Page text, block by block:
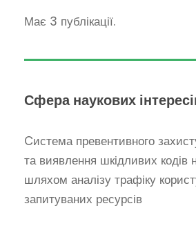
Має 3 публікації.
Сфера наукових
Cистема превентивного
та виявлення шкідливих
шляхом аналізу трафіку
запитуваних ресурсів